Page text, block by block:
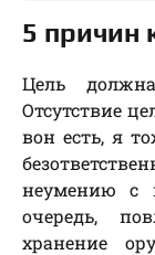
5 причин
Цель
Отсутствие
вон есть, я
неумению с
очередь,
хранение